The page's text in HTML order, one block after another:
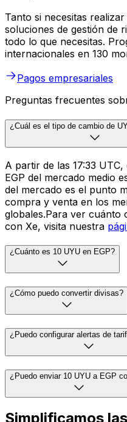
Tanto si necesitas
soluciones de gestión de
todo lo que necesitas.
internacionales en 130
Pagos empresariales
Preguntas frecuentes
¿Cuál es el tipo de cambio de
A partir de las 17:33
EGP del mercado medio
del mercado es el punto
compra y venta en los
globales.Para ver cuánto
con Xe, visita nuestra
¿Cuánto es 10 UYU en EGP?
¿Cómo puedo convertir divisas?
¿Puedo configurar alertas de
¿Puedo enviar 10 UYU a EGP
Simplificamos